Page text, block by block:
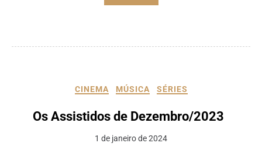
CINEMA MÚSICA SÉRIES
Os Assistidos de Dezembro/2023
1 de janeiro de 2024